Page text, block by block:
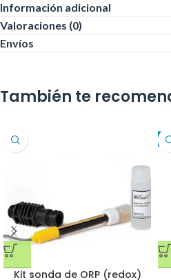
Información adicional
Valoraciones (0)
Envíos
También te
Kit sonda de ORP (redox)
-